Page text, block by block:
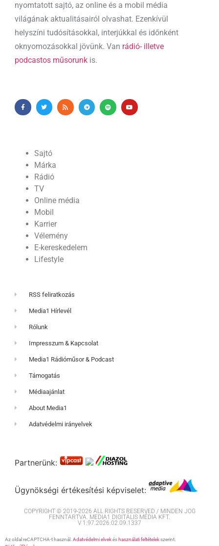
nyomtatott sajtó, az online és a mobil média
világának aktualitásairól olvashat. Ezenkívül
helyszíni tudósításokkal, interjúkkal és időnként
oknyomozásokkal jövünk. Van rádió- illetve
podcastos műsorunk is.
Sajtó
Márka
Rádió
TV
Online média
Mobil
Karrier
Vélemény
E-kereskedelem
Lifestyle
RSS feliratkozás
Media1 Hírlevél
Rólunk
Impresszum & Kapcsolat
Media1 Rádióműsor & Podcast
Támogatás
Médiaajánlat
About Media1
Adatvédelmi irányelvek
Partnerünk:
Ügynökségi értékesítési képviselet:
COPYRIGHT © 2019-2026 ALL RIGHTS RESERVED / MINDEN JOG
FENNTARTVA. MEDIA1 DIGITÁLIS MÉDIA KFT.
V 1.97.2026.02.09.1337
Az oldal reCAPTCHA-t használ. Adatvédelmi elvekés használati feltételekszerint.